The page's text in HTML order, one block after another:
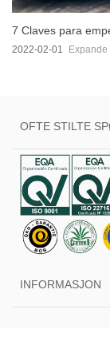
7 Claves para
2022-02-01
OFTE STILTE
INFORMASJON